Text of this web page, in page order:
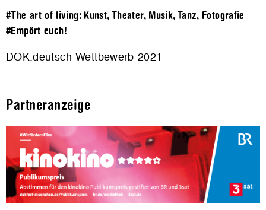
#The art of living: Kunst, Theater, Musik, Tanz, Fotografie
#Empört euch!
DOK.deutsch Wettbewerb 2021
Partneranzeige